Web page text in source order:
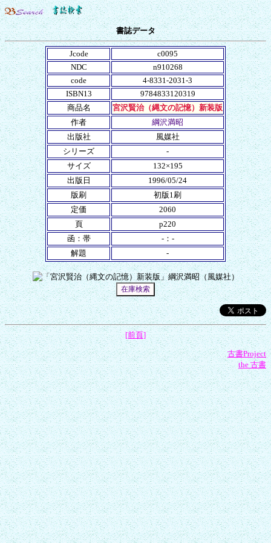
書誌データ
Jcode
c0095
NDC
n910268
code
4-8331-2031-3
ISBN13
9784833120319
商品名
宮沢賢治（縄文の記憶）新装版
作者
綱沢満昭
出版社
風媒社
シリーズ
-
サイズ
132×195
出版日
1996/05/24
版刷
初版1刷
定価
2060
頁
p220
函：帯
-：-
解題
-
[前頁]
古書Project
the 古書